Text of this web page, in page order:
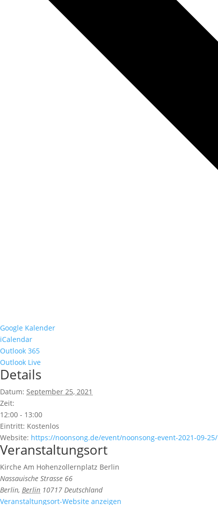
Google Kalender
iCalendar
Outlook 365
Outlook Live
Details
Datum: September 25, 2021
Zeit:
12:00 - 13:00
Eintritt: Kostenlos
Website: https://noonsong.de/event/noonsong-event-2021-09-25/
Veranstaltungsort
Kirche Am Hohenzollernplatz Berlin
Nassauische Strasse 66
Berlin, Berlin 10717 Deutschland
Veranstaltungsort-Website anzeigen